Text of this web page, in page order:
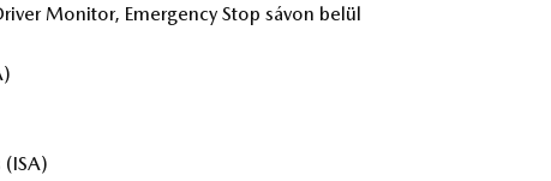
Mo­ni­tor, Emer­gency Stop sá­von be­lül
(ISA)